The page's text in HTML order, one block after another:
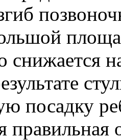
снижается
посадку
правильная